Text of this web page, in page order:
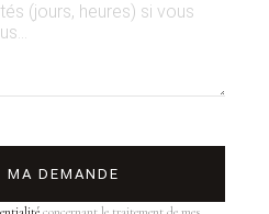
MA DEMANDE